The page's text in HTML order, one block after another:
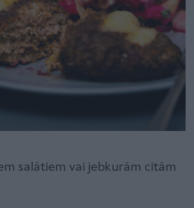
salātiem vai jebkurām citām